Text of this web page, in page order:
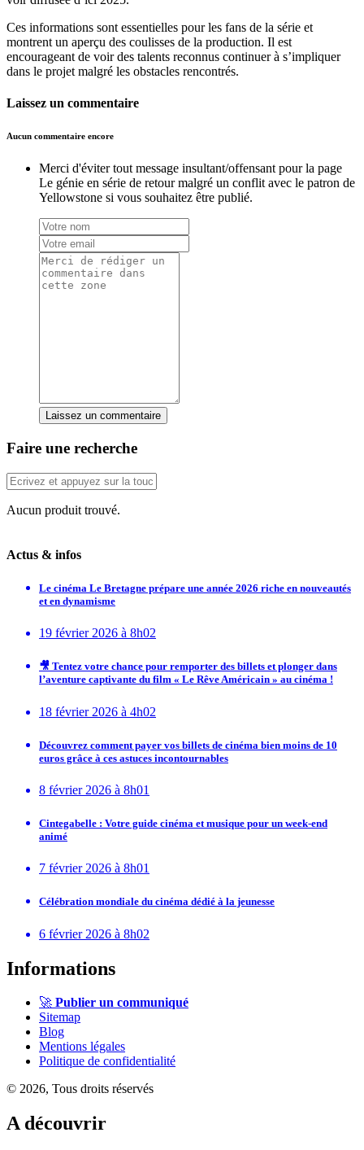
Ces informations sont essentielles pour les fans de la série et
montrent un aperçu des coulisses de la production. Il est
encourageant de voir des talents reconnus continuer à s’impliquer
dans le projet malgré les obstacles rencontrés.
Laissez un commentaire
Aucun commentaire encore
Merci d'éviter tout message insultant/offensant pour la page
Le génie en série de retour malgré un conflit avec le patron de
Yellowstone si vous souhaitez être publié.
Laissez un commentaire
Faire une recherche
Aucun produit trouvé.
Actus & infos
Le cinéma Le Bretagne prépare une année 2026 riche en nouveautés
et en dynamisme
19 février 2026 à 8h02
🎥 Tentez votre chance pour remporter des billets et plonger dans
l’aventure captivante du film « Le Rêve Américain » au cinéma !
18 février 2026 à 4h02
Découvrez comment payer vos billets de cinéma bien moins de 10
euros grâce à ces astuces incontournables
8 février 2026 à 8h01
Cintegabelle : Votre guide cinéma et musique pour un week-end
animé
7 février 2026 à 8h01
Célébration mondiale du cinéma dédié à la jeunesse
6 février 2026 à 8h02
Informations
🚀 Publier un communiqué
Sitemap
Blog
Mentions légales
Politique de confidentialité
© 2026, Tous droits réservés
A découvrir